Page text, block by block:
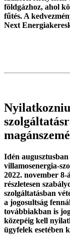
földgázhoz, ahol
fűtés. A
Next
Idén
villamosenergia-
2022. november
részletesen
szolgáltatásban
a jogosultság
továbbiakban is
közepéig kell
ügyfelek esetében